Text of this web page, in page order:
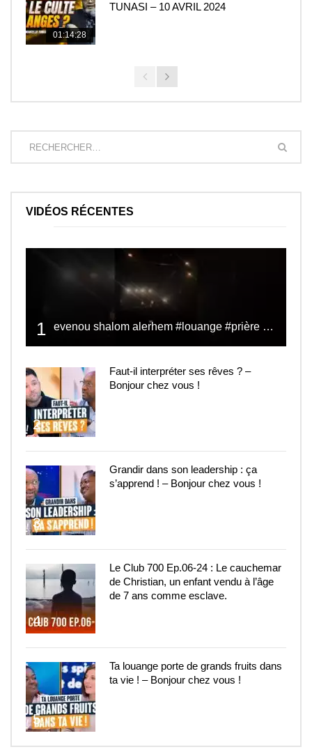
01:14:28
TUNASI – 10 AVRIL 2024
VIDÉOS RÉCENTES
1 evenou shalom alerhem #louange #prière #shalom
2
Faut-il interpréter ses rêves ? –
Bonjour chez vous !
3
Grandir dans son leadership : ça
s’apprend ! – Bonjour chez vous !
4
Le Club 700 Ep.06-24 : Le cauchemar
de Christian, un enfant vendu à l’âge
de 7 ans comme esclave.
5
Ta louange porte de grands fruits dans
ta vie ! – Bonjour chez vous !